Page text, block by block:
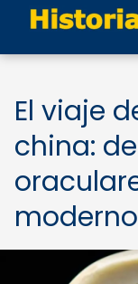
El viaje
china: